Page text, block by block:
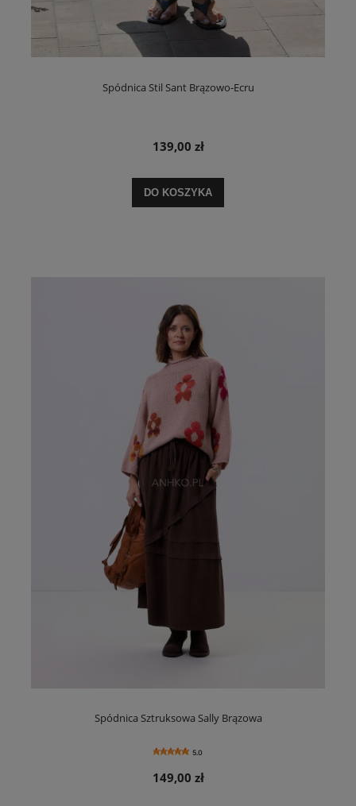
Spódnica Stil Sant Brązowo-Ecru
139,00 zł
DO KOSZYKA
Spódnica Sztruksowa Sally Brązowa
5.0
149,00 zł